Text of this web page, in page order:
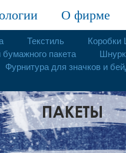
О фирме
Текстиль
бумажного пакета
Фурнитура для значков и